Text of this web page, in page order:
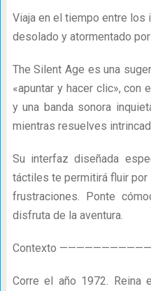
Viaja en el tiempo entre los
desolado y atormentado
The Silent Age es una
«apuntar y hacer clic»,
y una banda sonora
mientras resuelves
Su interfaz diseñada
táctiles te permitirá fluir
frustraciones. Ponte
disfruta de la aventura.
Contexto
Corre el año 1972. Reina